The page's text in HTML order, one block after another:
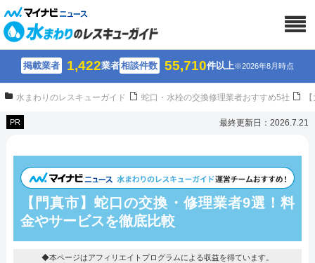
掲載業者 1,422業者相談件数 55,710件以上※2026年8月時点
水まわりのレスキューガイド 蛇口・水栓の交換修理業者おすすめ5社
PR 最終更新日：2026.7.21
【門真市】蛇口の交換・修理業者9選！料
金やサービスを徹底比較
◆本ページはアフィリエイトプログラムによる収益を得ています。